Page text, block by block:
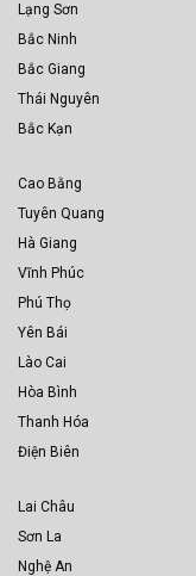
Lạng Sơn
Bắc Ninh
Bắc Giang
Thái Nguyên
Bắc Kạn
Cao Bằng
Tuyên Quang
Hà Giang
Vĩnh Phúc
Phú Thọ
Yên Bái
Lào Cai
Hòa Bình
Thanh Hóa
Điện Biên
Lai Châu
Sơn La
Nghệ An